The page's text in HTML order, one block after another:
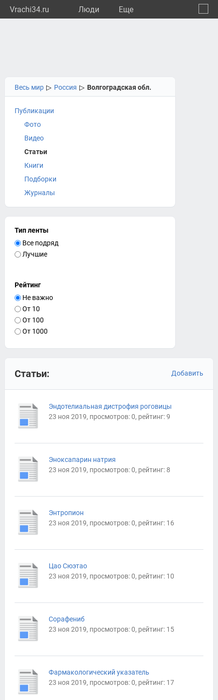
Vrachi34.ru Люди Eще
Весь мир ▷ Россия ▷ Волгоградская обл.
Публикации
Фото
Видео
Статьи
Книги
Подборки
Журналы
Тип ленты
Все подряд
Лучшие
Рейтинг
Не важно
От 10
От 100
От 1000
Статьи: Добавить
Эндотелиальная дистрофия роговицы
23 ноя 2019, просмотров: 0, рейтинг: 9
Эноксапарин натрия
23 ноя 2019, просмотров: 0, рейтинг: 8
Энтропион
23 ноя 2019, просмотров: 0, рейтинг: 16
Цао Сюэтао
23 ноя 2019, просмотров: 0, рейтинг: 10
Сорафениб
23 ноя 2019, просмотров: 0, рейтинг: 15
Фармакологический указатель
23 ноя 2019, просмотров: 0, рейтинг: 17